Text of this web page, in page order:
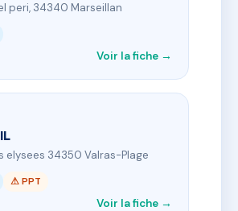
peri, 34340 Marseillan
Voir la fiche →
elysees 34350 Valras-Plage
⚠ PPT
Voir la fiche →